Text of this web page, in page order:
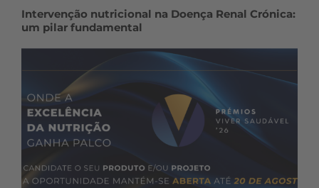
Intervenção nutricional na Doença Renal Crónica:
um pilar fundamental